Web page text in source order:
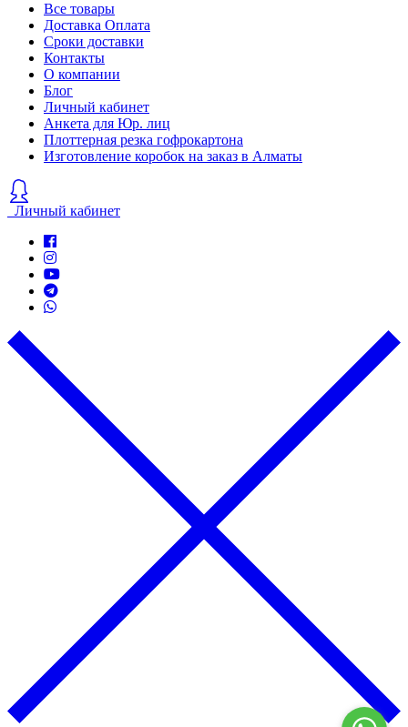
Все товары
Доставка Оплата
Сроки доставки
Контакты
О компании
Блог
Личный кабинет
Анкета для Юр. лиц
Плоттерная резка гофрокартона
Изготовление коробок на заказ в Алматы
Личный кабинет